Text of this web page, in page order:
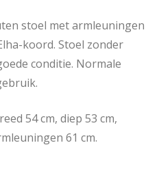
stoel met armleuningen
koord. Stoel zonder
conditie. Normale
54 cm, diep 53 cm,
61 cm.